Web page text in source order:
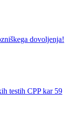
dovoljenja!
testih CPP kar 59